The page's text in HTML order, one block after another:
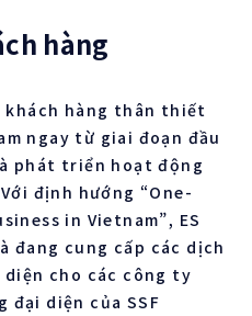
hàng
khách hàng thân thiết
ngay từ giai đoạn đầu
phát triển hoạt động
định hướng “One-
in Vietnam”, ES
đang cung cấp các dịch
cho các công ty
đại diện của SSF